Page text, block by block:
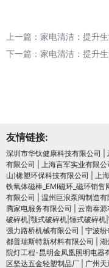
上一篇： 家电清洁：提升
下一篇： 家电清洁：提升
友情链接:
深圳市华钛健康科技有限公司
有限公司
上海言军实业有限公
山)橡塑环保科技有限公司
上
铁氧体磁棒_EMI磁环_磁环销
有限公司
温州巨浪泵阀制造有
腾家电服务有限公司
云南泰源
破碎机|颚式破碎机|锤式破碎
强力路桥机械有限公司
宁波纷
都普瑞斯特新材料有限公司
湖
院灯工程-昆明金凤凰照明电器
区坚达五金轻塑制品厂
广州